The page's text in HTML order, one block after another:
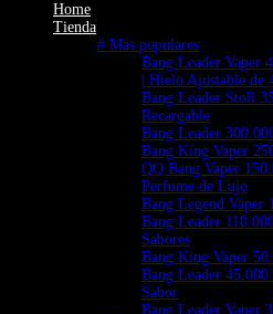
Home
Tienda
# Más populares
Bang Leader Vaper
| Hielo Ajustable de
Bang Leader Stoll
Recargable
Bang Leader
Bang King Vaper
QQ Bang Vaper
Perfume de Lujo
Bang Legend Vaper
Bang Leader
Sabores
Bang King Vaper
Bang Leader 45.000
Sabor
Bang Leader Vaper